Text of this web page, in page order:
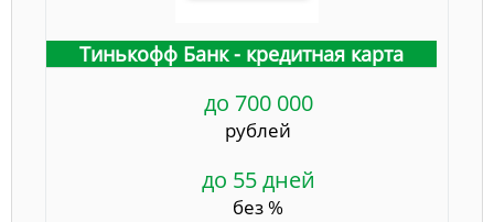
Тинькофф Банк - кредитная карта
до 700 000
рублей
до 55 дней
без %